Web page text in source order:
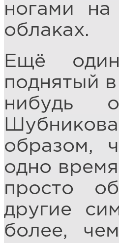
ногами
облаках.
Ещё
поднятый
нибудь
образом,
одно
просто
другие
более,